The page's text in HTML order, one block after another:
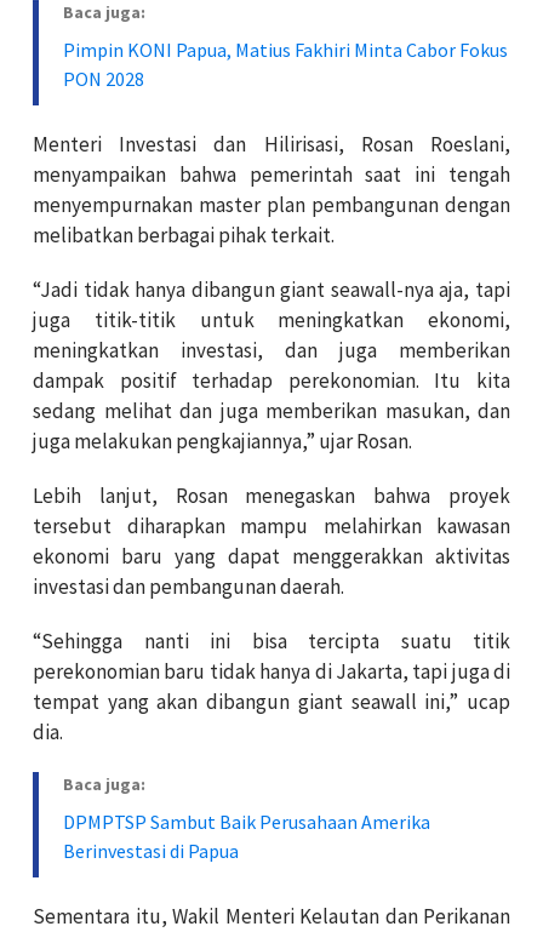
Baca juga:
Pimpin KONI Papua, Matius Fakhiri Minta Cabor Fokus
PON 2028
Menteri Investasi dan Hilirisasi, Rosan Roeslani,
menyampaikan bahwa pemerintah saat ini tengah
menyempurnakan master plan pembangunan dengan
melibatkan berbagai pihak terkait.
“Jadi tidak hanya dibangun giant seawall-nya aja, tapi
juga titik-titik untuk meningkatkan ekonomi,
meningkatkan investasi, dan juga memberikan
dampak positif terhadap perekonomian. Itu kita
sedang melihat dan juga memberikan masukan, dan
juga melakukan pengkajiannya,” ujar Rosan.
Lebih lanjut, Rosan menegaskan bahwa proyek
tersebut diharapkan mampu melahirkan kawasan
ekonomi baru yang dapat menggerakkan aktivitas
investasi dan pembangunan daerah.
“Sehingga nanti ini bisa tercipta suatu titik
perekonomian baru tidak hanya di Jakarta, tapi juga di
tempat yang akan dibangun giant seawall ini,” ucap
dia.
Baca juga:
DPMPTSP Sambut Baik Perusahaan Amerika
Berinvestasi di Papua
Sementara itu, Wakil Menteri Kelautan dan Perikanan